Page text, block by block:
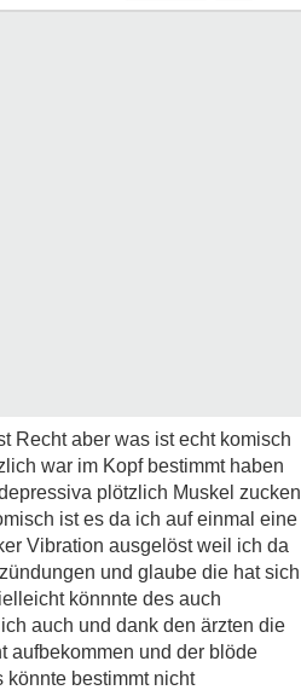
Recht aber was ist echt komisch
war im Kopf bestimmt haben
plötzlich Muskel zucken
ist es da ich auf einmal eine
Vibration ausgelöst weil ich da
und glaube die hat sich
könnnte des auch
auch und dank den ärzten die
aufbekommen und der blöde
bestimmt nicht